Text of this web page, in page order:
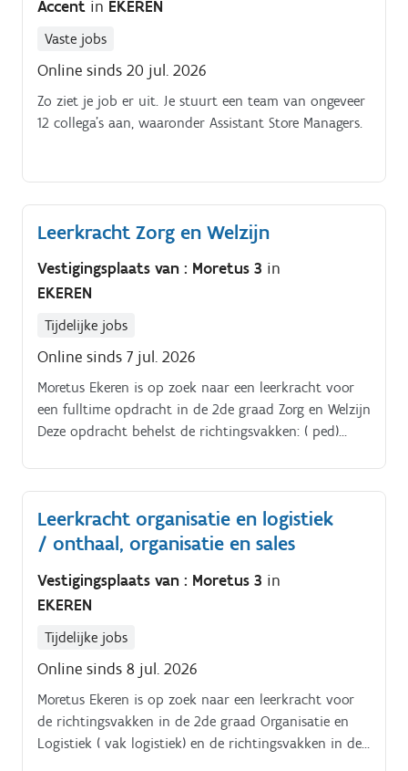
Accent in EKEREN
Vaste jobs
Online sinds 20 jul. 2026
Zo ziet je job er uit. Je stuurt een team van ongeveer
12 collega’s aan, waaronder Assistant Store Managers.
Leerkracht Zorg en Welzijn
Vestigingsplaats van : Moretus 3 in
EKEREN
Tijdelijke jobs
Online sinds 7 jul. 2026
Moretus Ekeren is op zoek naar een leerkracht voor
een fulltime opdracht in de 2de graad Zorg en Welzijn
Deze opdracht behelst de richtingsvakken: ( ped)
Leerkracht organisatie en logistiek
/ onthaal, organisatie en sales
Vestigingsplaats van : Moretus 3 in
EKEREN
Tijdelijke jobs
Online sinds 8 jul. 2026
Moretus Ekeren is op zoek naar een leerkracht voor
de richtingsvakken in de 2de graad Organisatie en
Logistiek ( vak logistiek) en de richtingsvakken in de